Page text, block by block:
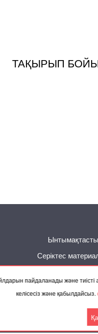
пайдаланады және
келісесіз және қабылдайсыз.
ТАҚЫРЫП
Серіктес